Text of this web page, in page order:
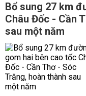
Bổ sung 27 km
Châu Đốc - Cần
sau một năm